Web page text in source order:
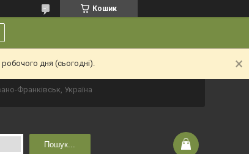
Кошик
дня (сьогодні).
Франківськ, Україна
Пошук...